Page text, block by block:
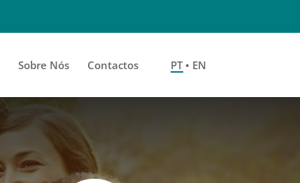
Sobre Nós Contactos PT • EN